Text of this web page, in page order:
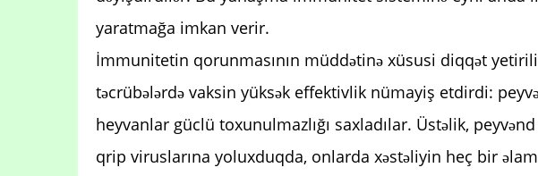
yaratmağa imkan verir.
İmmunitetin qorunmasının müddətinə xüsusi diqqət
təcrübələrdə vaksin yüksək effektivlik nümayiş etdirdi:
heyvanlar güclü toxunulmazlığı saxladılar. Üstəlik,
qrip viruslarına yoluxduqda, onlarda xəstəliyin heç bir